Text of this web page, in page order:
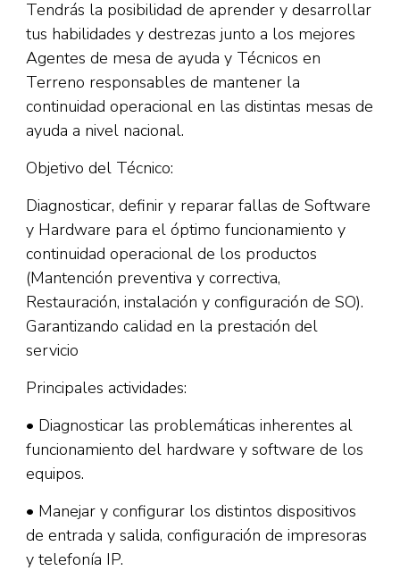
Tendrás la posibilidad de aprender y desarrollar
tus habilidades y destrezas junto a los mejores
Agentes de mesa de ayuda y Técnicos en
Terreno responsables de mantener la
continuidad operacional en las distintas mesas de
ayuda a nivel nacional.
Objetivo del Técnico:
Diagnosticar, definir y reparar fallas de Software
y Hardware para el óptimo funcionamiento y
continuidad operacional de los productos
(Mantención preventiva y correctiva,
Restauración, instalación y configuración de SO).
Garantizando calidad en la prestación del
servicio
Principales actividades:
• Diagnosticar las problemáticas inherentes al
funcionamiento del hardware y software de los
equipos.
• Manejar y configurar los distintos dispositivos
de entrada y salida, configuración de impresoras
y telefonía IP.